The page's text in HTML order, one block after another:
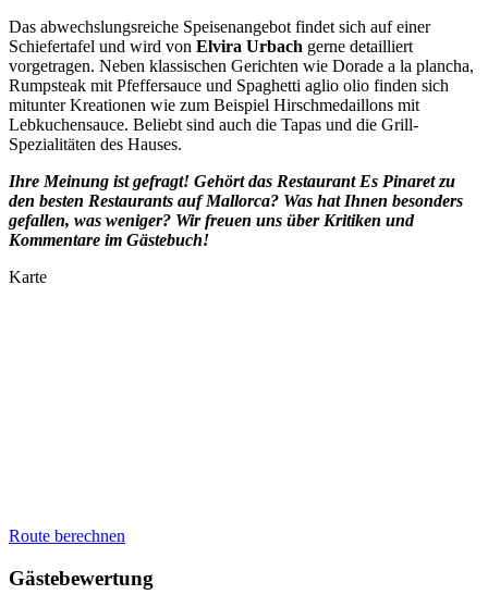
Das abwechslungsreiche Speisenangebot findet sich auf einer
Schiefertafel und wird von Elvira Urbach gerne detailliert
vorgetragen. Neben klassischen Gerichten wie Dorade a la plancha,
Rumpsteak mit Pfeffersauce und Spaghetti aglio olio finden sich
mitunter Kreationen wie zum Beispiel Hirschmedaillons mit
Lebkuchensauce. Beliebt sind auch die Tapas und die Grill-
Spezialitäten des Hauses.
Ihre Meinung ist gefragt! Gehört das Restaurant Es Pinaret zu
den besten Restaurants auf Mallorca? Was hat Ihnen besonders
gefallen, was weniger? Wir freuen uns über Kritiken und
Kommentare im Gästebuch!
Karte
Route berechnen
Gästebewertung